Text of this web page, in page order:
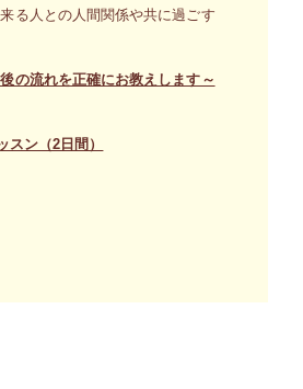
る人との人間関係や共に過ごす
の流れを正確にお教えします～
ン（2日間）